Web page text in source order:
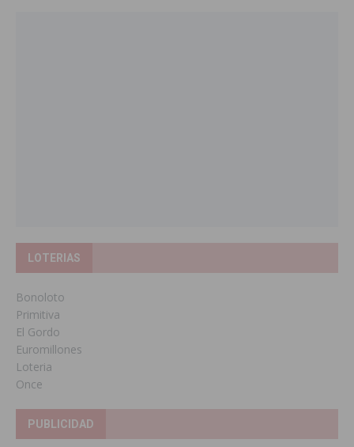
LOTERIAS
Bonoloto
Primitiva
El Gordo
Euromillones
Loteria
Once
PUBLICIDAD